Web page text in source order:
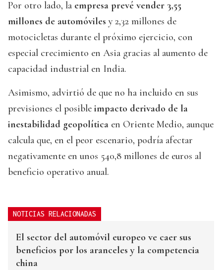
Por otro lado, la empresa prevé vender 3,55
millones de automóviles y 2,32 millones de
motocicletas durante el próximo ejercicio, con
especial crecimiento en Asia gracias al aumento de
capacidad industrial en India.
Asimismo, advirtió de que no ha incluido en sus
previsiones el posible impacto derivado de la
inestabilidad geopolítica en Oriente Medio, aunque
calcula que, en el peor escenario, podría afectar
negativamente en unos 540,8 millones de euros al
beneficio operativo anual.
NOTICIAS RELACIONADAS
El sector del automóvil europeo ve caer sus
beneficios por los aranceles y la competencia
china